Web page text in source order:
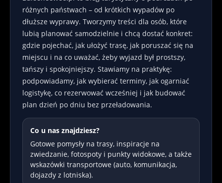
różnych państwach – od krótkich wypadów po
dłuższe wyprawy. Tworzymy treści dla osób, które
lubią planować samodzielnie i chcą dostać konkret:
gdzie pojechać, jak ułożyć trasę, jak poruszać się na
miejscu i na co uważać, żeby wyjazd był prostszy,
tańszy i spokojniejszy. Stawiamy na praktykę:
podpowiadamy, jak wybierać terminy, jak ogarniać
logistykę, co rezerwować wcześniej i jak budować
plan dzień po dniu bez przeładowania.
Co u nas znajdziesz?
Gotowe pomysły na trasy, inspiracje na
zwiedzanie, fotospoty i punkty widokowe, a także
wskazówki transportowe (auto, komunikacja,
dojazdy z lotniska).